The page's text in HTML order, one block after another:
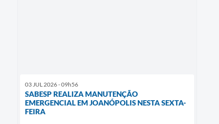
03 JUL 2026 - 09h56
SABESP REALIZA MANUTENÇÃO
EMERGENCIAL EM JOANÓPOLIS NESTA SEXTA-
FEIRA